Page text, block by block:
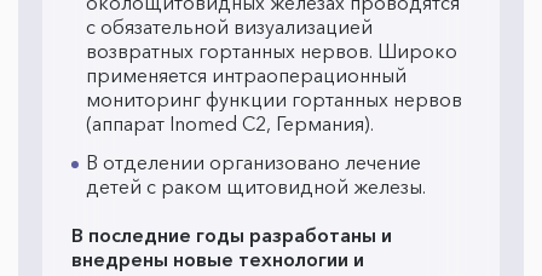
с обязательной визуализацией
возвратных гортанных нервов. Широко
применяется интраоперационный
мониторинг функции гортанных нервов
(аппарат Inomed C2, Германия).
В отделении организовано лечение
детей с раком щитовидной железы.
В последние годы разработаны и
внедрены новые технологии и